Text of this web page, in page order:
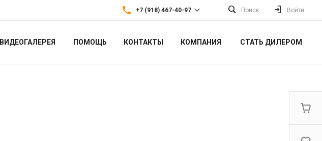
+7 (918) 467-40-97 Поиск Войти
ВИДЕОГАЛЕРЕЯ ПОМОЩЬ КОНТАКТЫ КОМПАНИЯ СТАТЬ ДИЛЕРОМ